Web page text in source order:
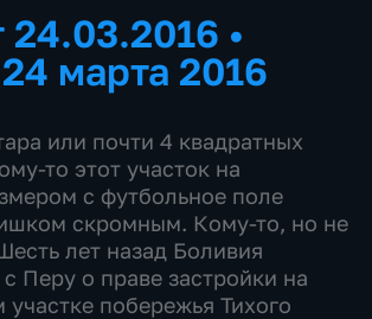
24.03.2016 •
марта 2016
или почти 4 квадратных
то этот участок на
с футбольное поле
скромным. Кому-то, но не
лет назад Боливия
Перу о праве застройки на
побережья Тихого